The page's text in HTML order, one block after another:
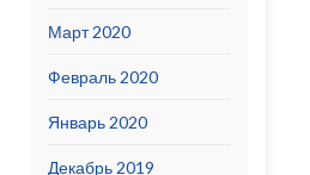
Март 2020
Февраль 2020
Январь 2020
Декабрь 2019